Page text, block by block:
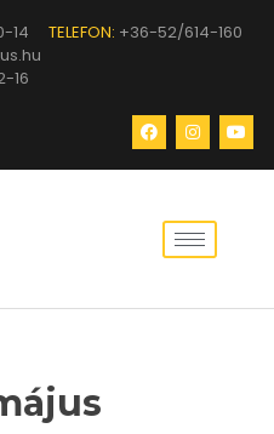
14 TELEFON: +36-52/614-160
16